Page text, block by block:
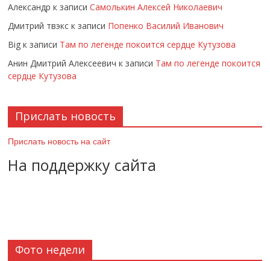
Александр к записиСамолькин Алексей Николаевич
Дмитрий твэкс к записи Попенко Василий Иванович
Big к записи Там по легенде покоится сердце Кутузова
Анин Дмитрий Алексеевич к записи Там по легенде покоится
сердце Кутузова
Прислать новость
Прислать новость на сайт
На поддержку сайта
Фото недели